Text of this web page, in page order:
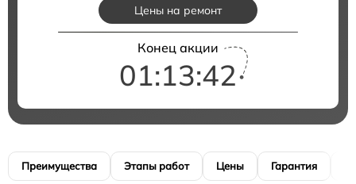
Цены на ремонт
Конец акции
01:13:41
Преимущества Этапы работ Цены Гарантия